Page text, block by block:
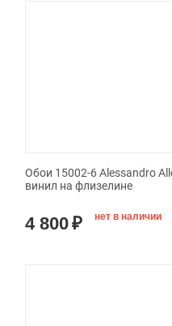
Обои 15002-6 Alessandro
винил на флизелине
4 800₽ нет в наличии